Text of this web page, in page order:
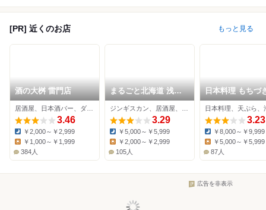
[PR] 近くのお店 もっと見る
酒の大桝 雷門店
3.46
Dinner:
￥2,000～￥2,999
￥1,000～￥1,999
384人
まるごと北海道 浅草
本店
3.29
Dinner:
￥5,000～￥5,999
￥2,000～￥2,999
105人
日本料理 もちづ
日本料理、天ぷら、
3.23
Dinner:
￥8,000～￥9,999
Lunch:
￥5,000～￥5,999
87人
広告を非表示